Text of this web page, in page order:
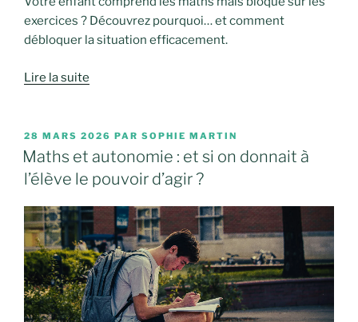
exercices ? Découvrez pourquoi… et comment
débloquer la situation efficacement.
Lire la suite
PUBLIÉ
LE
28 MARS 2026 PAR SOPHIE MARTIN
Maths et autonomie : et si on donnait à
l’élève le pouvoir d’agir ?